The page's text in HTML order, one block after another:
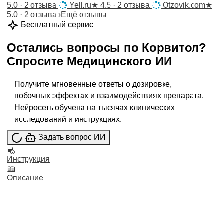
5.0 · 2 отзыва
Yell.ru★ 4.5 · 2 отзыва Otzovik.com★
5.0 · 2 отзыва ›Ещё отзывы
Бесплатный сервис
Остались вопросы по Корвитол?
Спросите Медицинского ИИ
Получите мгновенные ответы о дозировке,
побочных эффектах и взаимодействиях препарата.
Нейросеть обучена на тысячах клинических
исследований и инструкциях.
Задать вопрос ИИ
Инструкция
Описание